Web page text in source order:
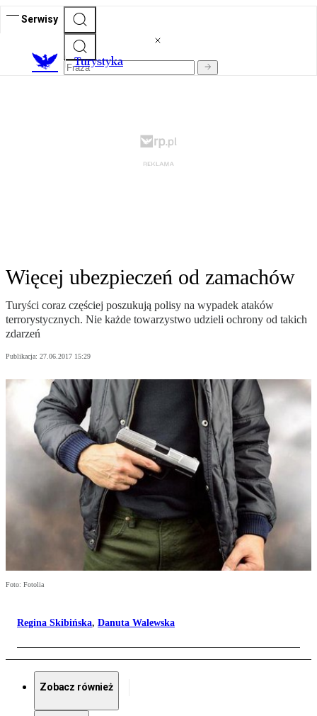
Serwisy
Turystyka
Więcej ubezpieczeń od zamachów
Turyści coraz częściej poszukują polisy na wypadek ataków
terrorystycznych. Nie każde towarzystwo udzieli ochrony od takich
zdarzeń
Publikacja: 27.06.2017 15:29
Foto: Fotolia
Regina Skibińska, Danuta Walewska
Zobacz również